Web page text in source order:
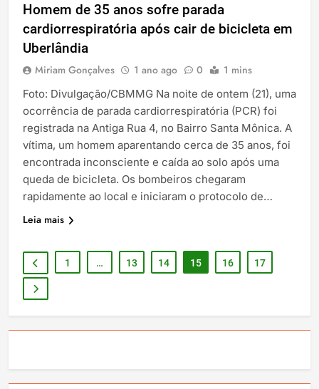
Homem de 35 anos sofre parada
cardiorrespiratória após cair de bicicleta em
Uberlândia
Miriam Gonçalves 1 ano ago 0 1 mins
Foto: Divulgação/CBMMG Na noite de ontem (21), uma
ocorrência de parada cardiorrespiratória (PCR) foi
registrada na Antiga Rua 4, no Bairro Santa Mônica. A
vítima, um homem aparentando cerca de 35 anos, foi
encontrada inconsciente e caída ao solo após uma
queda de bicicleta. Os bombeiros chegaram
rapidamente ao local e iniciaram o protocolo de…
Leia mais
1 … 13 14 15 16 17